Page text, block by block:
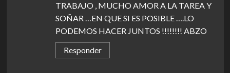
TRABAJO , MUCHO AMOR A LA TAREA Y
SOÑAR …EN QUE SI ES POSIBLE ….LO
PODEMOS HACER JUNTOS !!!!!!!! ABZO
Responder